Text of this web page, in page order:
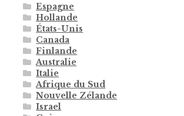
Espagne
Hollande
États-Unis
Canada
Finlande
Australie
Italie
Afrique du Sud
Nouvelle Zélande
Israel